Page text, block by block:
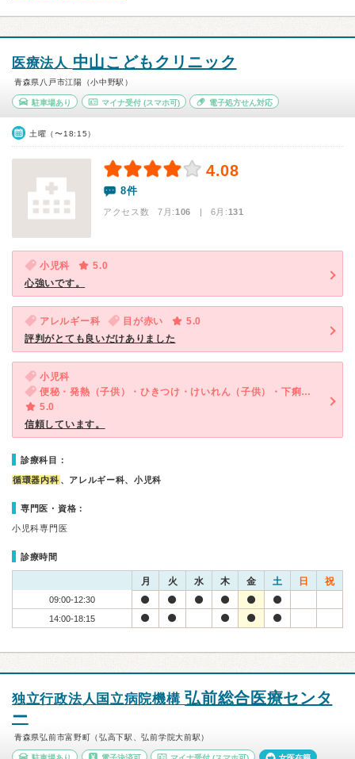
医療法人 中山こどもクリニック
青森県八戸市江陽（小中野駅）
駐車場あり マイナ受付(スマホ可) 電子処方せん対応
土曜（〜18:15）
4.08
8件
アクセス数 7月:106 | 6月:131
小児科
5.0
心強いです。
アレルギー科 目が赤い
5.0
評判がとても良いだけありました
小児科
便秘・発熱（子供）・ひきつけ・けいれん（子供）・下痢（子供）
5.0
信頼しています。
診療科目：
循環器内科 、アレルギー科、小児科
専門医・資格：
小児科専門医
診療時間
月 火 水 木 金 土 日 祝
09:00-12:30
14:00-18:15
独立行政法人国立病院機構 弘前総合医療センタ
ー
青森県弘前市富野町（弘高下駅、弘前学院大前駅）